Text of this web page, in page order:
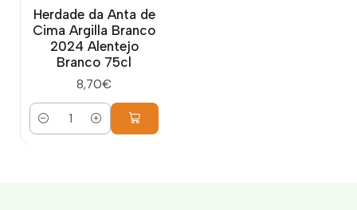
Herdade da Anta de
Cima Argilla Branco
2024 Alentejo
Branco 75cl
8,70€
Quantidade